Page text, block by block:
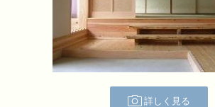
詳しく見る